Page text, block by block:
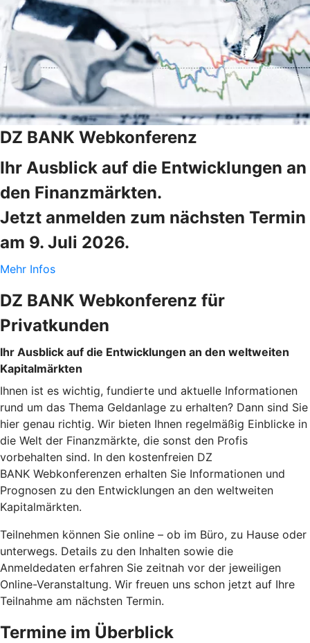
DZ BANK Webkonferenz
Ihr Ausblick auf die Entwicklungen an
den Finanzmärkten.
Jetzt anmelden zum nächsten Termin
am 9. Juli 2026.
Mehr Infos
DZ BANK Webkonferenz für
Privatkunden
Ihr Ausblick auf die Entwicklungen an den weltweiten
Kapitalmärkten
Ihnen ist es wichtig, fundierte und aktuelle Informationen
rund um das Thema Geldanlage zu erhalten? Dann sind Sie
hier genau richtig. Wir bieten Ihnen regelmäßig Einblicke in
die Welt der Finanzmärkte, die sonst den Profis
vorbehalten sind. In den kostenfreien DZ
BANK Webkonferenzen erhalten Sie Informationen und
Prognosen zu den Entwicklungen an den weltweiten
Kapitalmärkten.
Teilnehmen können Sie online – ob im Büro, zu Hause oder
unterwegs. Details zu den Inhalten sowie die
Anmeldedaten erfahren Sie zeitnah vor der jeweiligen
Online-Veranstaltung. Wir freuen uns schon jetzt auf Ihre
Teilnahme am nächsten Termin.
Termine im Überblick